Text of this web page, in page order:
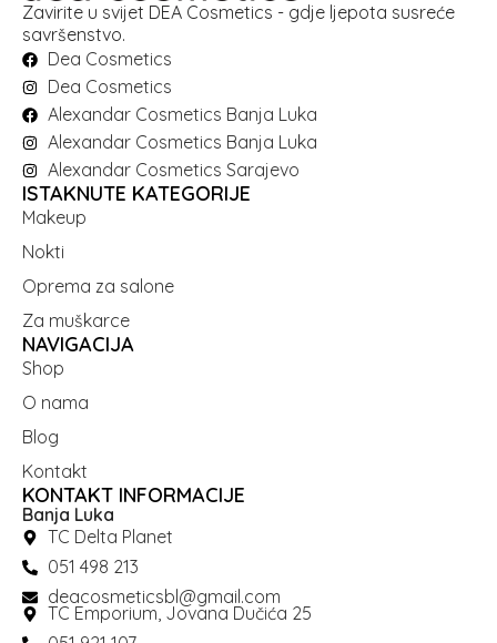
Zavirite u svijet DEA Cosmetics - gdje ljepota susreće
savršenstvo.
Dea Cosmetics
Dea Cosmetics
Alexandar Cosmetics Banja Luka
Alexandar Cosmetics Banja Luka
Alexandar Cosmetics Sarajevo
ISTAKNUTE KATEGORIJE
Makeup
Nokti
Oprema za salone
Za muškarce
NAVIGACIJA
Shop
O nama
Blog
Kontakt
KONTAKT INFORMACIJE
Banja Luka
TC Delta Planet
051 498 213
deacosmeticsbl@gmail.com
TC Emporium, Jovana Dučića 25